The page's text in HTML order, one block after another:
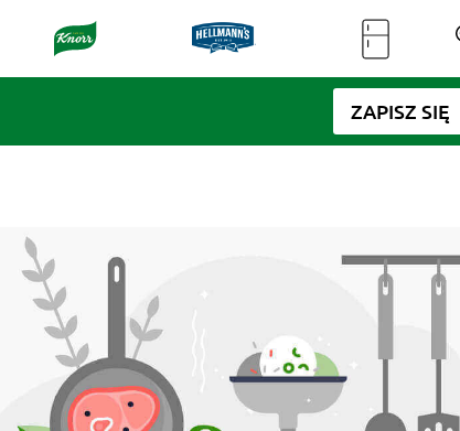
ZAPISZ SIĘ